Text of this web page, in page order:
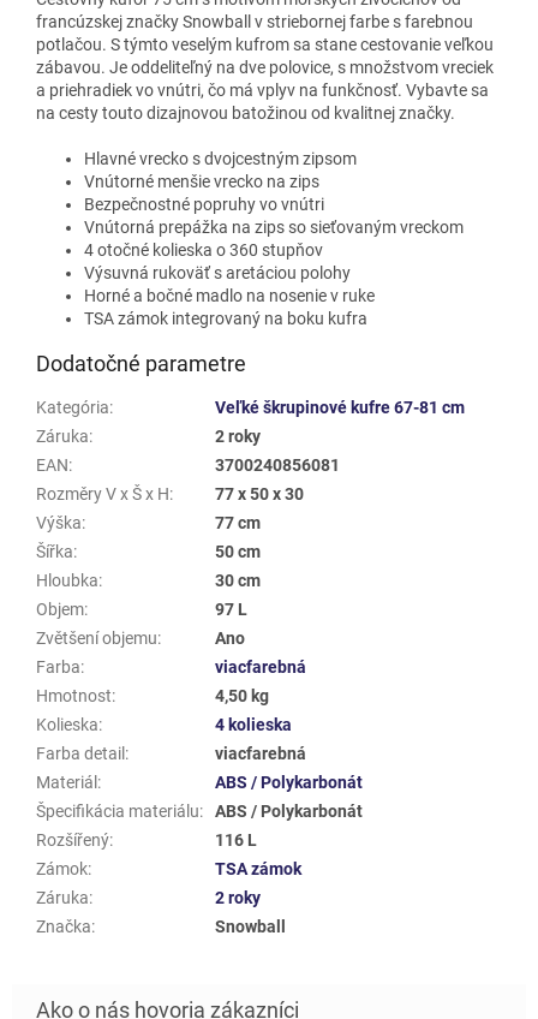
francúzskej značky Snowball
v striebornej farbe s farebnou
potlačou. S týmto veselým kufrom sa stane cestovanie veľkou
zábavou. Je oddeliteľný na dve polovice, s množstvom vreciek
a priehradiek vo vnútri, čo má vplyv na funkčnosť. Vybavte sa
na cesty touto dizajnovou batožinou od kvalitnej značky.
Hlavné vrecko s dvojcestným zipsom
Vnútorné menšie vrecko na zips
Bezpečnostné popruhy vo vnútri
Vnútorná prepážka na zips so sieťovaným vreckom
4 otočné kolieska o 360 stupňov
Výsuvná rukoväť s aretáciou polohy
Horné a bočné madlo na nosenie v ruke
TSA zámok integrovaný na boku kufra
Dodatočné parametre
Kategória:
Veľké škrupinové kufre 67-81 cm
Záruka:
2 roky
EAN:
3700240856081
Rozměry V x Š x H:
77 x 50 x 30
Výška:
77 cm
Šířka:
50 cm
Hloubka:
30 cm
Objem:
97 L
Zvětšení objemu:
Ano
Farba:
viacfarebná
Hmotnost:
4,50 kg
Kolieska:
4 kolieska
Farba detail :
viacfarebná
Materiál :
ABS / Polykarbonát
Špecifikácia materiálu:
ABS / Polykarbonát
Rozšířený:
116 L
Zámok:
TSA zámok
Záruka:
2 roky
Značka: Snowball